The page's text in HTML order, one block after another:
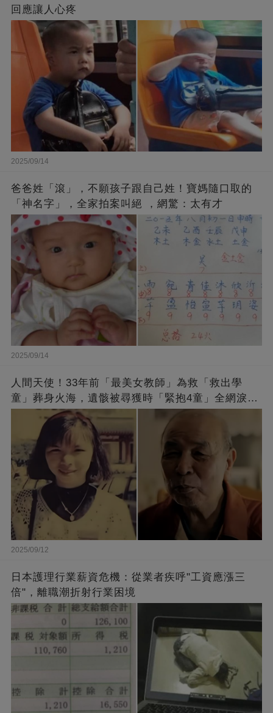
回應讓人心疼
2025/09/14
爸爸姓「滾」，不願孩子跟自己姓！寶媽隨口取的
「神名字」，全家拍案叫絕 ，網驚：太有才
2025/09/14
人間天使！33年前「最美女教師」為救「救出學
童」葬身火海，遺骸被尋獲時「緊抱4童」全網淚
崩：真正的英雄不該被遺忘
2025/09/12
日本護理行業薪資危機：從業者疾呼"工資應漲三
倍"，離職潮折射行業困境